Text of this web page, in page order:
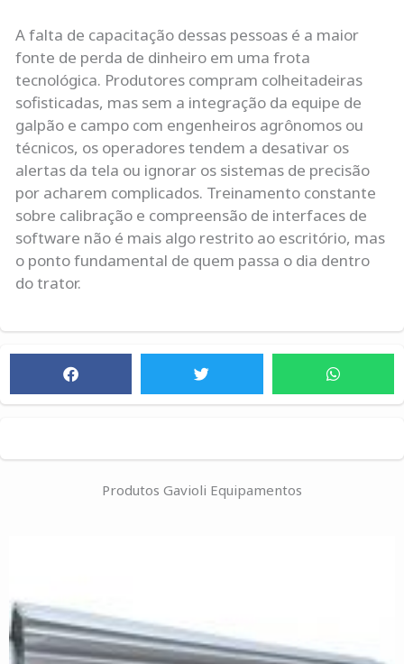
A falta de capacitação dessas pessoas é a maior
fonte de perda de dinheiro em uma frota
tecnológica. Produtores compram colheitadeiras
sofisticadas, mas sem a integração da equipe de
galpão e campo com engenheiros agrônomos ou
técnicos, os operadores tendem a desativar os
alertas da tela ou ignorar os sistemas de precisão
por acharem complicados. Treinamento constante
sobre calibração e compreensão de interfaces de
software não é mais algo restrito ao escritório, mas
o ponto fundamental de quem passa o dia dentro
do trator.
Produtos Gavioli Equipamentos